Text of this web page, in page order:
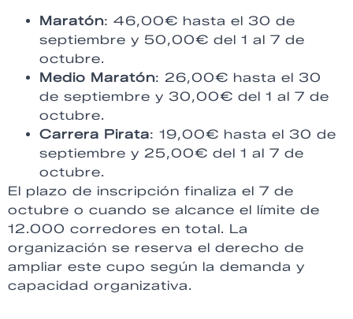
Maratón: 46,00€ hasta el 30 de
septiembre y 50,00€ del 1 al 7 de
octubre.
Medio Maratón: 26,00€ hasta el 30
de septiembre y 30,00€ del 1 al 7 de
octubre.
Carrera Pirata: 19,00€ hasta el 30 de
septiembre y 25,00€ del 1 al 7 de
octubre.
El plazo de inscripción finaliza el 7 de
octubre o cuando se alcance el límite de
12.000 corredores en total. La
organización se reserva el derecho de
ampliar este cupo según la demanda y
capacidad organizativa.